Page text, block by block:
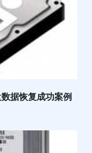
据恢复成功案例